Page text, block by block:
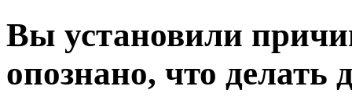
Вы установили
опознано, что делать